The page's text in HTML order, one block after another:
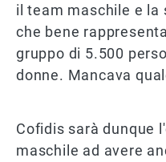
il team maschile e la
che bene
gruppo di 5.500
donne. Mancava
Cofidis sarà dunque
maschile ad avere